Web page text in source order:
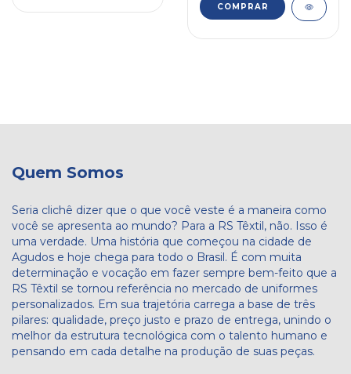
COMPRAR
Quem Somos
Seria clichê dizer que o que você veste é a maneira como
você se apresenta ao mundo? Para a RS Têxtil, não. Isso é
uma verdade. Uma história que começou na cidade de
Agudos e hoje chega para todo o Brasil. É com muita
determinação e vocação em fazer sempre bem-feito que a
RS Têxtil se tornou referência no mercado de uniformes
personalizados. Em sua trajetória carrega a base de três
pilares: qualidade, preço justo e prazo de entrega, unindo o
melhor da estrutura tecnológica com o talento humano e
pensando em cada detalhe na produção de suas peças.